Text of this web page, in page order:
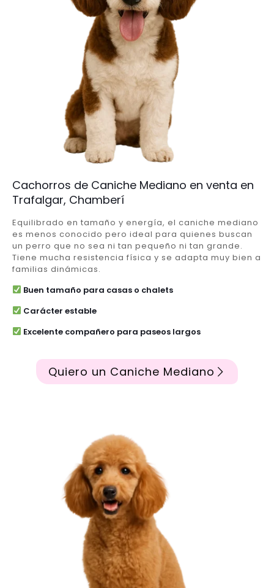
Cachorros de Caniche Mediano en venta en
Trafalgar, Chamberí
Equilibrado en tamaño y energía, el caniche mediano
es menos conocido pero ideal para quienes buscan
un perro que no sea ni tan pequeño ni tan grande.
Tiene mucha resistencia física y se adapta muy bien a
familias dinámicas.
Buen tamaño para casas o chalets
Carácter estable
Excelente compañero para paseos largos
Quiero un Caniche Mediano